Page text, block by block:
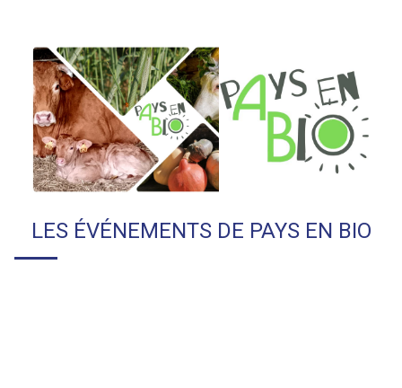
LES ÉVÉNEMENTS DE PAYS EN BIO